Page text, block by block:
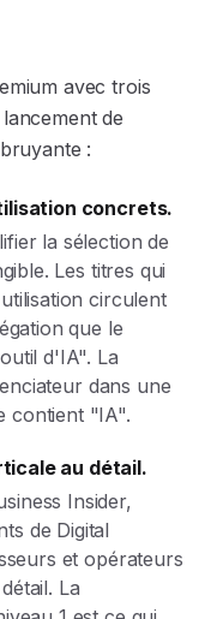
avec trois
de
:
concrets.
la sélection de
Les titres qui
circulent
que le
d'IA". La
dans une
contient "IA".
au détail.
Insider,
de Digital
et opérateurs
La